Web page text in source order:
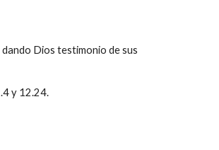
Dios testimonio de sus
y 12.24.